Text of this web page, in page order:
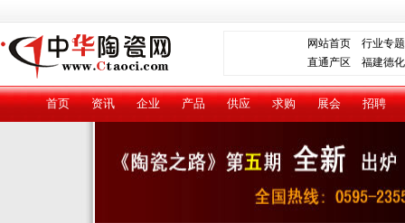
网站首页
行业专题
直通产区 福建德化
首页 资讯 企业 产品 供应 求购 展会 招聘